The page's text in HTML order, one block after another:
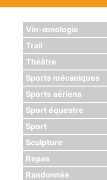
Vin-œnologie
Trail
Théâtre
Sports mécaniques
Sports aériens
Sport équestre
Sport
Sculpture
Repas
Randonnée